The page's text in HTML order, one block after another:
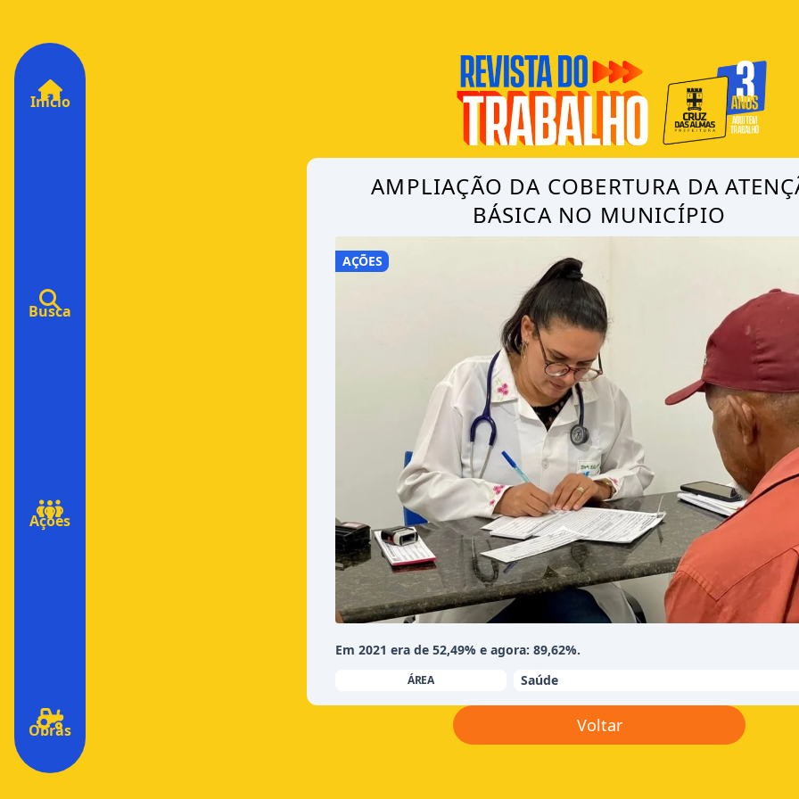
AMPLIAÇÃO DA COBERTURA DA
BÁSICA NO MUNICÍPIO
AÇÕES
Em 2021 era de 52,49% e agora: 89,62%.
ÁREA Saúde
Voltar
Início
Busca
Ações
Obras